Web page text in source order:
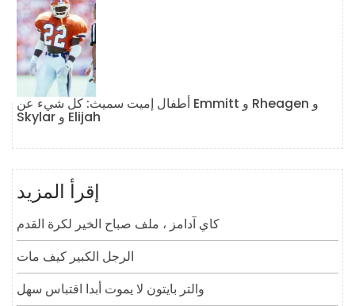
أطفال إميت سميث: كل شيء عن Emmitt و Rheagen و
Skylar و Elijah
إقرأ المزيد
كاي آدامز ، ملف صباح الخير لكرة القدم
الرجل الكبير كيف مات
والتر بايتون لا يموت أبدا اقتباس سهل